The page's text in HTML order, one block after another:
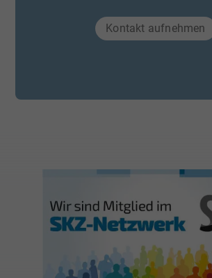
Kontakt aufnehmen